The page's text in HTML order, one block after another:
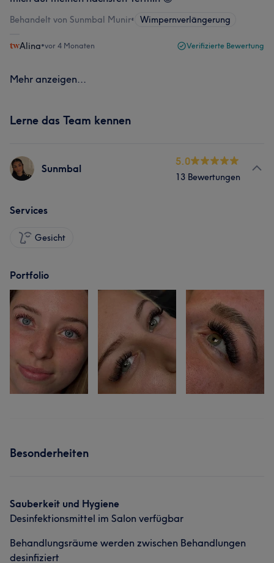
Behandelt von Sunmbal Munir• Wimpernverlängerung
Alina•vor 4 Monaten Verifizierte Bewertung
Mehr anzeigen...
Lerne das Team kennen
Sunmbal
5.0
13 Bewertungen
Services
Gesicht
Portfolio
Besonderheiten
Sauberkeit und Hygiene
Desinfektionsmittel im Salon verfügbar
Behandlungsräume werden zwischen Behandlungen
desinfiziert